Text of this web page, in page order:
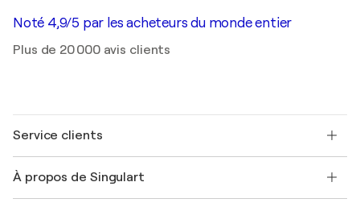
Noté 4,9/5 par les acheteurs du monde entier
Plus de 20 000 avis clients
Service clients
Expédition
À propos de Singulart